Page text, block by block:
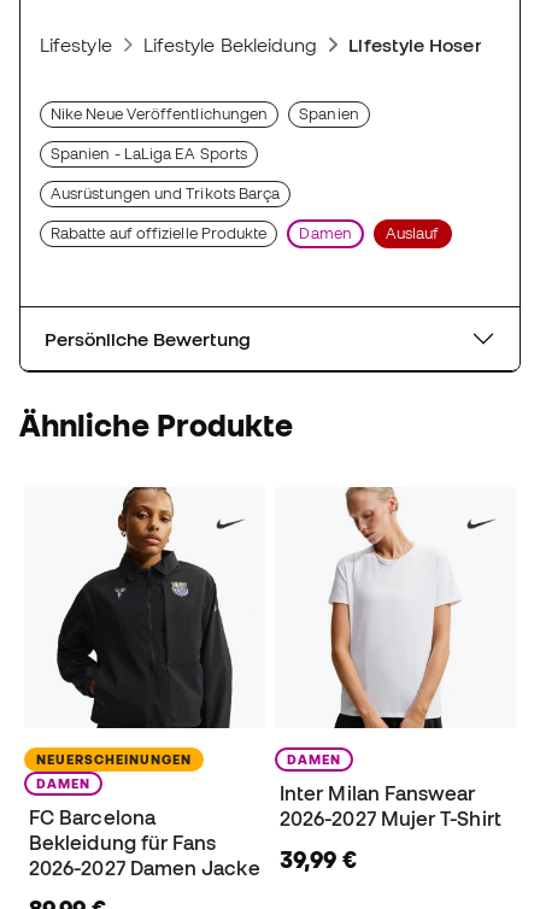
Lifestyle Lifestyle Bekleidung Lifestyle Hosen
Nike Neue Veröffentlichungen Spanien
Spanien - LaLiga EA Sports
Ausrüstungen und Trikots Barça
Rabatte auf offizielle Produkte Damen Auslauf
Persönliche Bewertung
Ähnliche Produkte
NEUERSCHEINUNGEN
DAMEN
FC Barcelona
Bekleidung für Fans
2026-2027 Damen Jacke
DAMEN
Inter Milan Fanswear
2026-2027 Mujer T-Shirt
39,99 €